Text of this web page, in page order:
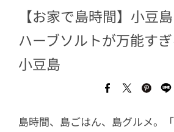
【お家で島時間】小豆
ハーブソルトが万能す
小豆島
島時間、島ごはん、島グルメ。